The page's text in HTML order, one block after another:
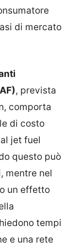
di mercato
, prevista
comporta
di costo
jet fuel
questo può
mentre nel
un effetto
tempi
e una rete